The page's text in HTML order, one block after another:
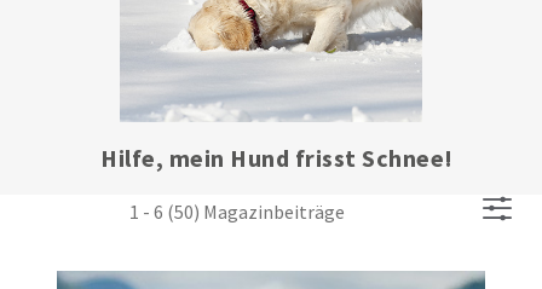
Arthrose beim Hund: Wenn die
Stoßdämpfer nicht mehr funktionieren